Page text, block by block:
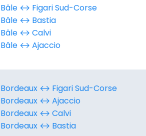
Bâle ↔︎ Figari Sud-Corse
Bâle ↔︎ Bastia
Bâle ↔︎ Calvi
Bâle ↔︎ Ajaccio
Bordeaux ↔︎ Figari Sud-Corse
Bordeaux ↔︎ Ajaccio
Bordeaux ↔︎ Calvi
Bordeaux ↔︎ Bastia
Politique de